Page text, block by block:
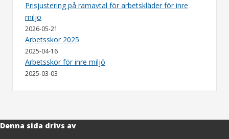
Prisjustering på ramavtal för arbetskläder för inre
miljö
2026-05-21
Arbetsskor 2025
2025-04-16
Arbetsskor för inre miljö
2025-03-03
Denna sida drivs av